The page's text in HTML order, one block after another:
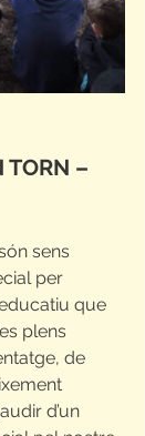
TORN –
sens
per
que
plens
de
d’un